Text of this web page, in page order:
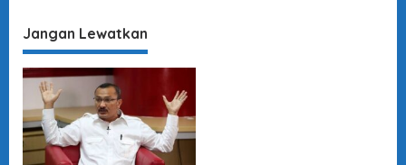
Intoleransi
Jangan Lewatkan